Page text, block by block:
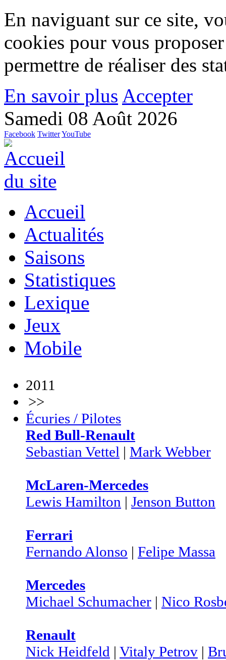
En naviguant sur ce site,
cookies pour vous
permettre de réaliser des
En savoir plus Accepter
Samedi 08 Août 2026
Facebook TwitterYouTube
Accueil
Actualités
Saisons
Statistiques
Lexique
Jeux
Mobile
2011
>>
Écuries / Pilotes
Red Bull-Renault
Sebastian Vettel | Mark Webber
McLaren-Mercedes
Lewis Hamilton | Jenson Button
Ferrari
Fernando Alonso | Felipe Massa
Mercedes
Michael Schumacher | Nico
Renault
Nick Heidfeld | Vitaly Petrov |